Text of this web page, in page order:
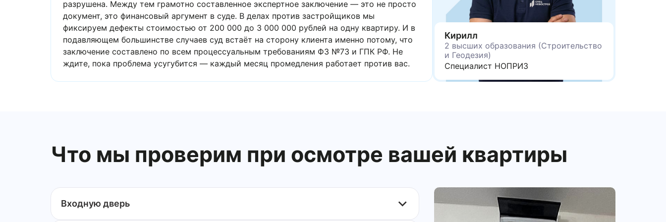
разрушена. Между тем грамотно составленное экспертное заключение — это не просто
документ, это финансовый аргумент в суде. В делах против застройщиков мы
фиксируем дефекты стоимостью от 200 000 до 3 000 000 рублей на одну квартиру. И в
подавляющем большинстве случаев суд встаёт на сторону клиента именно потому, что
заключение составлено по всем процессуальным требованиям ФЗ №73 и ГПК РФ. Не
ждите, пока проблема усугубится — каждый месяц промедления работает против вас.
Кирилл
2 высших образования (Строительство
и Геодезия)
Специалист НОПРИЗ
Что мы проверим при осмотре вашей квартиры
Входную дверь